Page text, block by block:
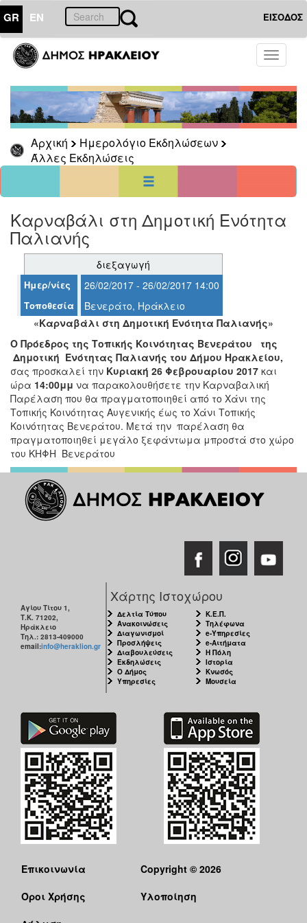
GR EN ΕΙΣΟΔΟΣ
Toggle
Αρχική
Ημερολόγιο Εκδηλώσεων
Άλλες Εκδηλώσεις
01Αύγουστος
2026
Δευ Τρι Τετ Πεμ Παρ Σαβ
1
9
10 11 12 13 14
15
16
17 18 19 20 21
22
29
ΗΜΕΡΟΛΟΓΙΟ
ΕΚΔΗΛΩΣΕΩΝ
Εκδηλώσεις
Αρχείο
ΤΟΠΟΣ
ΜΑΣ
ΔΗΜΟΣ
ΑΝΘΕΚΤΙΚΗ
ΠΟΛΗ
Καρναβάλι στη Δημοτική Ενότητα
Παλιανής
διεξαγωγή
Ημερ/νίες 26/02/2017 - 26/02/2017 14:00
Τοποθεσία
Βενεράτο, Ηράκλειο
«Καρναβάλι στη Δημοτική Ενότητα Παλιανής»
Ο Πρόεδρος της Τοπικής Κοινότητας Βενεράτου της
Δημοτική Ενότητας Παλιανής του Δήμου Ηρακλείου,
σας προσκαλεί την Κυριακή 26 Φεβρουαρίου 2017 και
ώρα 14:00μμ να παρακολουθήσετε την Καρναβαλική
Παρέλαση που θα πραγματοποιηθεί από το Χάνι της
Τοπικής Κοινότητας Αυγενικής έως το Χάνι Τοπικής
Κοινότητας Βενεράτου. Μετά την παρέλαση θα
πραγματοποιηθεί μεγάλο ξεφάντωμα μπροστά στο χώρο
του ΚΗΦΗ Βενεράτου
Αγίου Τίτου 1,
Τ.Κ. 71202,
Ηράκλειο
Τηλ.: 2813-409000
email:info@heraklion.gr
Χάρτης Ιστοχώρου
Δελτία Τύπου
Ανακοινώσεις
Διαγωνισμοί
Προσλήψεις
Διαβουλεύσεις
Εκδηλώσεις
Ο Δήμος
Υπηρεσίες
Κ.Ε.Π.
Τηλέφωνα
e-Υπηρεσίες
e-Αιτήματα
Η Πόλη
Ιστορία
Κνωσός
Μουσεία
Επικοινωνία
Όροι Χρήσης
Copyright © 2026
Υλοποίηση